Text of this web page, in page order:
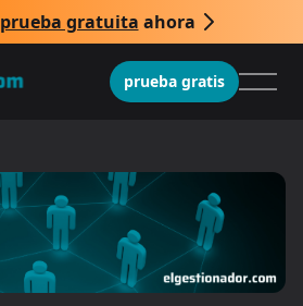
prueba gratuita ahora
prueba gratis